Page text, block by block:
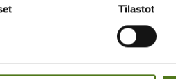
Tilastot